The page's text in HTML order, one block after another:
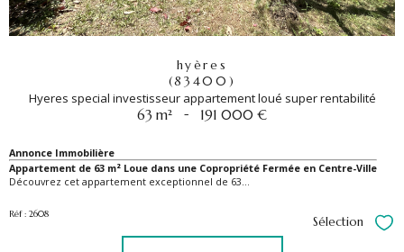
hyères
(83400)
Hyeres special investisseur appartement loué super rentabilité
63 m²
- 191 000 €
Annonce Immobilière
Appartement de 63 m² Loue dans une Copropriété Fermée en Centre-Ville
Découvrez cet appartement exceptionnel de 63...
Réf : 2608
Sélection